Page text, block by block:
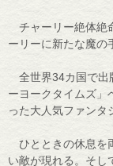
チャーリー絶体絶
ーリーに新たな魔
全世界34カ国で出
ーヨークタイムズ」
った大人気ファンタ
ひとときの休息を
い敵が現れる。そ